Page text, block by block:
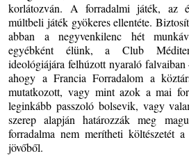
korlátozván. A forradalmi játék, az
múltbeli játék gyökeres ellentéte.
abban a negyvenkilenc hét
egyébként élünk, a Club
ideológiájára felhúzott nyaraló
ahogy a Francia Forradalom a
mutatkozott, vagy mint azok a mai
leginkább passzoló bolsevik, vagy
szerep alapján határozzák meg
forradalma nem merítheti költészetét
jövőből.